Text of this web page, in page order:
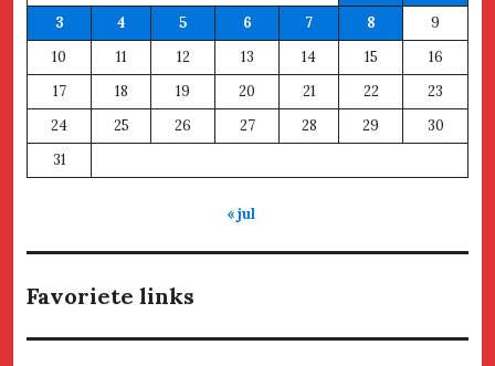
3
4 5 6 7 8
9
10
11 12 13 14 15
16
17
18 19 20 21 22
23
24
25 26 27 28 29
30
31
« jul
Favoriete links